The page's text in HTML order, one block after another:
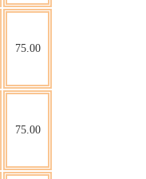
75.00
75.00